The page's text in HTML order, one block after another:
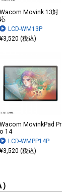
Wacom Movink 13対
応
LCD-WM13P
¥3,520 (税込)
Wacom MovinkPad Pr
o 14
LCD-WMPP14P
¥3,520 (税込)